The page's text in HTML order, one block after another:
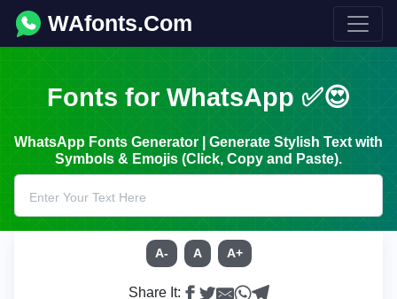
WAfonts.Com
Fonts for WhatsApp ✅😍
WhatsApp Fonts Generator | Generate Stylish Text with
Symbols & Emojis (Click, Copy and Paste).
A- A A+
Share It: